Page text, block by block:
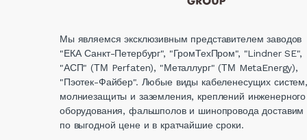
Мы являемся эксклюзивным представителем заводов
"ЕКА Санкт-Петербург", "ГромТехПром", "Lindner SE",
"АСП" (ТМ Perfaten), "Металлург" (ТМ MetaEnergy),
"Пэотек-Файбер". Любые виды кабеленесущих систем,
молниезащиты и заземления, креплений инженерного
оборудования, фальшполов и шинопровода доставим
по выгодной цене и в кратчайшие сроки.